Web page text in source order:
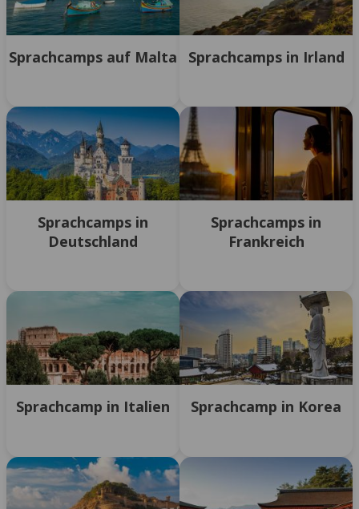
Sprachcamps auf Malta Sprachcamps in Irland
Sprachcamps in
Deutschland
Sprachcamps in
Frankreich
Sprachcamp in Italien Sprachcamp in Korea